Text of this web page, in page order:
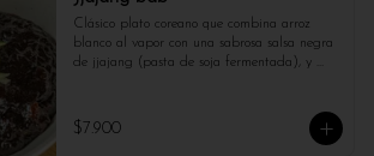
Clásico plato coreano que combina arroz
blanco al vapor con una sabrosa salsa negra
de jjajang (pasta de soja fermentada), y
$7.900